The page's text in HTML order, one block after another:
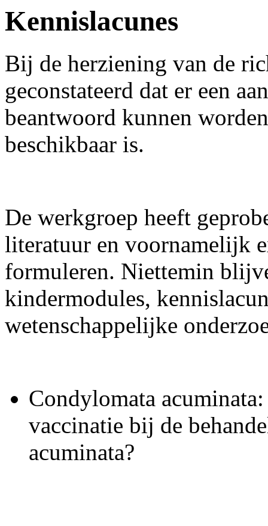
Kennislacunes
Bij de herziening van de
geconstateerd dat er een
beantwoord kunnen
beschikbaar is.
De werkgroep heeft
literatuur en voornamelijk
formuleren. Niettemin
kindermodules,
wetenschappelijke
Condylomata
vaccinatie bij de
acuminata?